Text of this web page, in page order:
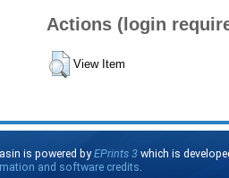
Actions (login
View Item
is powered byEPrints 3 which is
and software credits.